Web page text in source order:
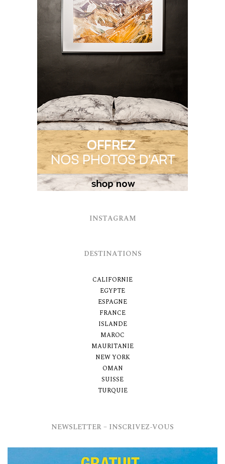
INSTAGRAM
DESTINATIONS
CALIFORNIE
EGYPTE
ESPAGNE
FRANCE
ISLANDE
MAROC
MAURITANIE
NEW YORK
OMAN
SUISSE
TURQUIE
NEWSLETTER – INSCRIVEZ-VOUS